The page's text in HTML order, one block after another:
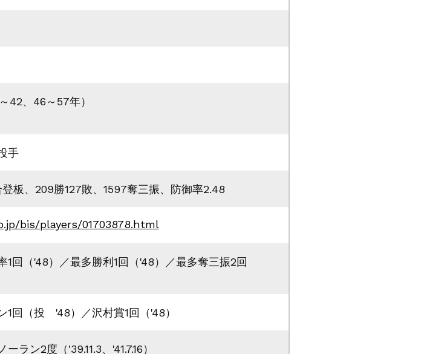
42、46～57年）
手
登板、209勝127敗、1597奪三振、防御率2.48
bis/players/01703878.html
1回（'48）／最多勝利1回（'48）／最多奪三振2回
1回（投 '48）／沢村賞1回（'48）
ーラン2度（'39.11.3、'41.7.16）